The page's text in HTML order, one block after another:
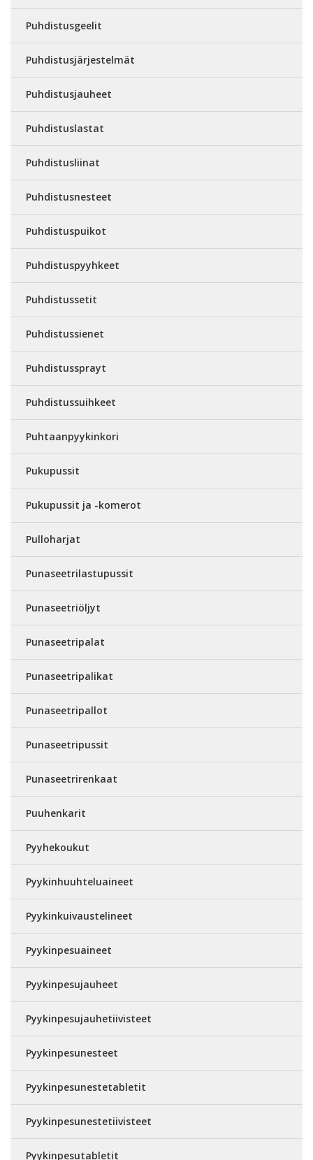
Puhdistusgeelit
Puhdistusjärjestelmät
Puhdistusjauheet
Puhdistuslastat
Puhdistusliinat
Puhdistusnesteet
Puhdistuspuikot
Puhdistuspyyhkeet
Puhdistussetit
Puhdistussienet
Puhdistussprayt
Puhdistussuihkeet
Puhtaanpyykinkori
Pukupussit
Pukupussit ja -komerot
Pulloharjat
Punaseetrilastupussit
Punaseetriöljyt
Punaseetripalat
Punaseetripalikat
Punaseetripallot
Punaseetripussit
Punaseetrirenkaat
Puuhenkarit
Pyyhekoukut
Pyykinhuuhteluaineet
Pyykinkuivaustelineet
Pyykinpesuaineet
Pyykinpesujauheet
Pyykinpesujauhetiivisteet
Pyykinpesunesteet
Pyykinpesunestetabletit
Pyykinpesunestetiivisteet
Pyykinpesutabletit